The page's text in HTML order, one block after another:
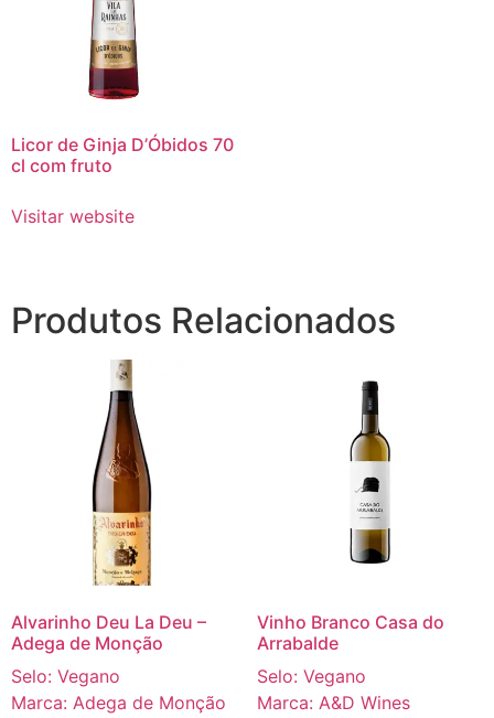
Licor de Ginja D’Óbidos 70
cl com fruto
Visitar website
Produtos Relacionados
Alvarinho Deu La Deu –
Adega de Monção
Selo: Vegano
Marca: Adega de Monção
Vinho Branco Casa do
Arrabalde
Selo: Vegano
Marca: A&D Wines